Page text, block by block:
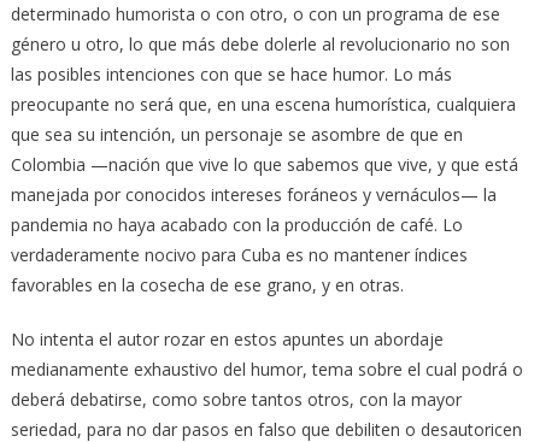
determinado humorista o con otro, o con un programa de ese
género u otro, lo que más debe dolerle al revolucionario no son
las posibles intenciones con que se hace humor. Lo más
preocupante no será que, en una escena humorística, cualquiera
que sea su intención, un personaje se asombre de que en
Colombia —nación que vive lo que sabemos que vive, y que está
manejada por conocidos intereses foráneos y vernáculos— la
pandemia no haya acabado con la producción de café. Lo
verdaderamente nocivo para Cuba es no mantener índices
favorables en la cosecha de ese grano, y en otras.
No intenta el autor rozar en estos apuntes un abordaje
medianamente exhaustivo del humor, tema sobre el cual podrá o
deberá debatirse, como sobre tantos otros, con la mayor
seriedad, para no dar pasos en falso que debiliten o desautoricen